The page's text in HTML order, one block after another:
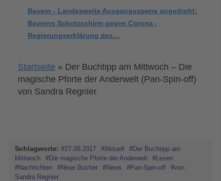
Bayern - Landesweite Ausgangssperre angedroht:
Bayerns Schutzschirm gegen Corona -
Regierungserklärung des…
Startseite » Der Buchtipp am Mittwoch – Die
magische Pforte der Anderwelt (Pan-Spin-off)
von Sandra Regnier
Schlagworte: #27.09.2017 #Aktuell
#Der Buchtipp am
Mittwoch
#Die magische Pforte der Anderwelt
#Lesen
#Nachrichten
#Neue Bücher #News #Pan-Spin-off
#von
Sandra Regnier